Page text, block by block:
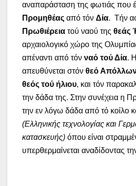
αναπαράσταση της φωτιάς που
Προμηθέας από τόν Δία. Τήν
Πρωθιέρεια τού ναού της θεάς
αρχαιολογικό χώρο της
απέναντι από τόν ναό τού Δία.
απευθύνεται στόν θεό
θεός τού ήλιου, και τόν
την δάδα της. Στην συνέχεια η
την εν λόγω δάδα από τό κοίλο
(Ελληνικής τεχνολογίας και
κατασκευής) όπου είναι
υπερθερμαίνεται αναδίδοντας